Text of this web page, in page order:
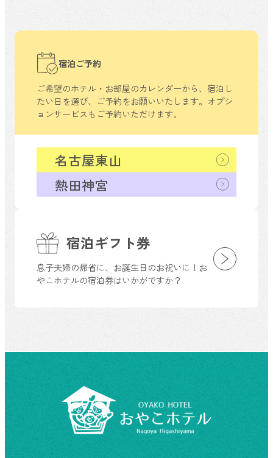
宿泊ギフト券
息子夫婦の帰省に、お誕生日のお祝いに！お
やこホテルの宿泊券はいかがですか？
宿泊ご予約
ご希望のホテル・お部屋のカレンダーから、 宿泊し
たい日を選び、ご予約をお願いいたします。 オプシ
ョンサービスもご予約いただけます。
熱田神宮
名古屋東山